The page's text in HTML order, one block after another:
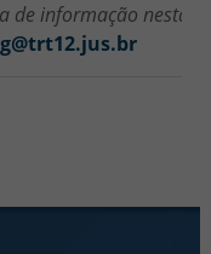
de informação nesta